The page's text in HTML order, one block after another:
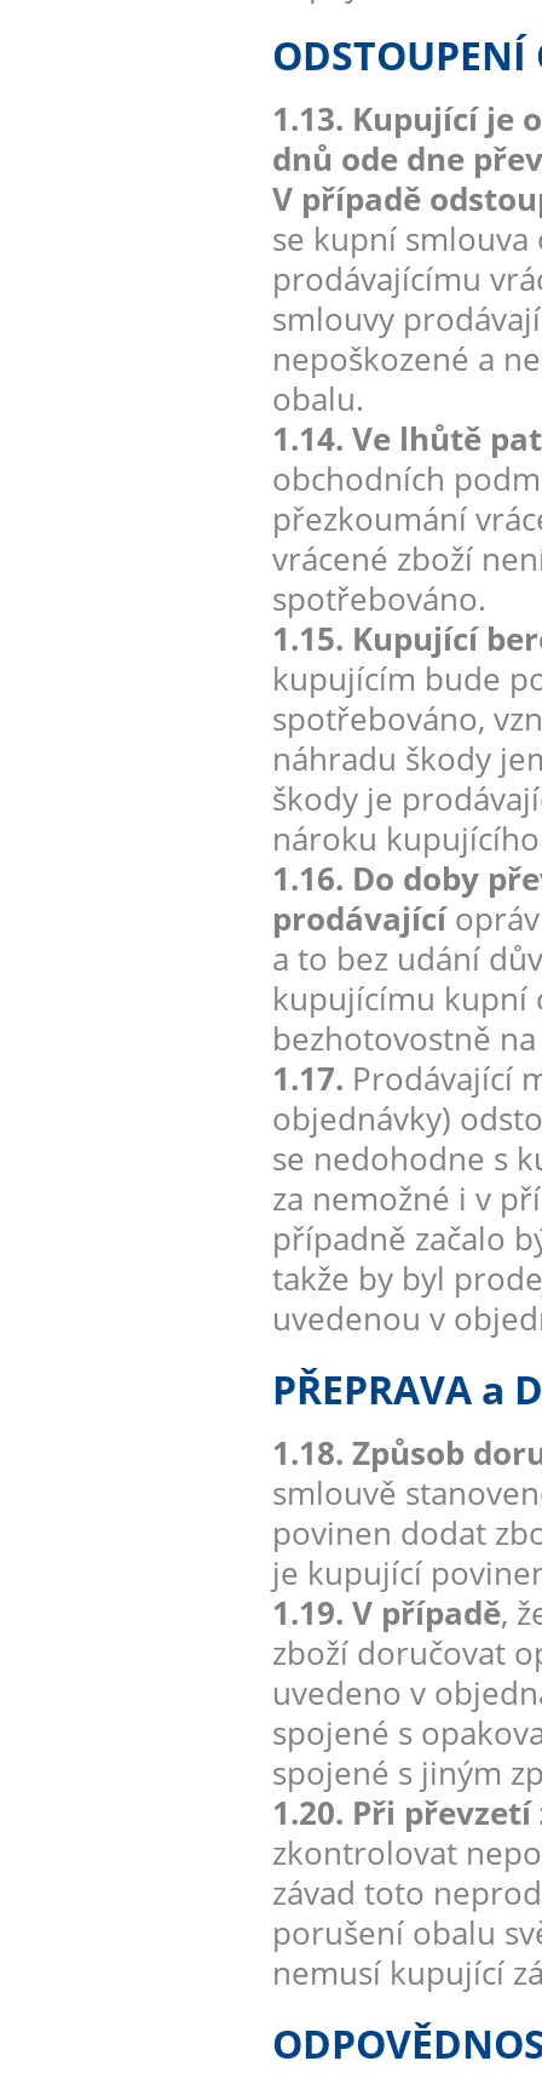
1.13. Kupující je
dnů ode dne
V případě
se kupní
prodávajícímu
smlouvy
nepoškozené a
obalu.
1.14. Ve lhůtě
obchodních
přezkoumání
vrácené zboží
spotřebováno.
1.15. Kupující
kupujícím bude
spotřebováno,
náhradu škody
škody je
nároku
1.16. Do doby
prodávající
a to bez udání
kupujícímu kupní
bezhotovostně
1.17. Prodávající
objednávky)
se nedohodne s
za nemožné i v
případně začalo
takže by byl
uvedenou v
PŘEPRAVA a
1.18. Způsob
smlouvě
povinen dodat
je kupující
1.19. V případě,
zboží doručovat
uvedeno v
spojené s
spojené s jiným
1.20. Při
zkontrolovat
závad toto
porušení obalu
nemusí kupující